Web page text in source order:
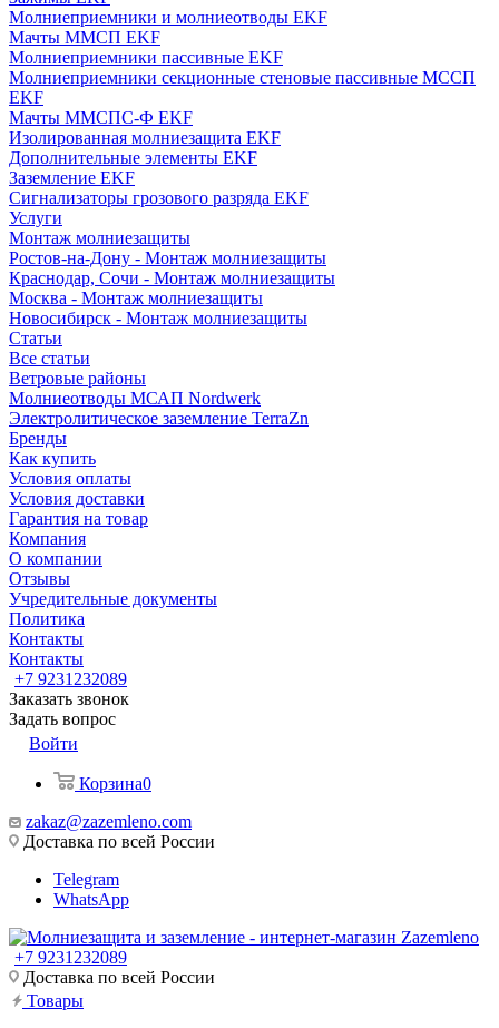
Молниеприемники и молниеотводы EKF
Мачты ММСП EKF
Молниеприемники пассивные EKF
Молниеприемники секционные стеновые пассивные МССП
EKF
Мачты ММСПС-Ф EKF
Изолированная молниезащита EKF
Дополнительные элементы EKF
Заземление EKF
Сигнализаторы грозового разряда EKF
Услуги
Монтаж молниезащиты
Ростов-на-Дону - Монтаж молниезащиты
Краснодар, Сочи - Монтаж молниезащиты
Москва - Монтаж молниезащиты
Новосибирск - Монтаж молниезащиты
Статьи
Все статьи
Ветровые районы
Молниеотводы МСАП Nordwerk
Электролитическое заземление TerraZn
Бренды
Как купить
Условия оплаты
Условия доставки
Гарантия на товар
Компания
О компании
Отзывы
Учредительные документы
Политика
Контакты
Контакты
+7 9231232089
Заказать звонок
Задать вопрос
Войти
Корзина0
zakaz@zazemleno.com
Доставка по всей России
Telegram
WhatsApp
+7 9231232089
Доставка по всей России
Товары